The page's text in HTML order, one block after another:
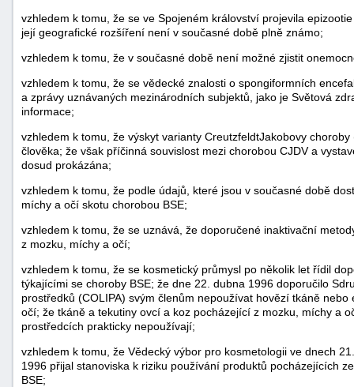
vzhledem k tomu, že se ve Spojeném království projevila
její geografické rozšíření není v současné době plně známo;
vzhledem k tomu, že v současné době není možné zjistit
vzhledem k tomu, že se vědecké znalosti o spongiformních
a zprávy uznávaných mezinárodních subjektů, jako je Světová
informace;
vzhledem k tomu, že výskyt varianty CreutzfeldtJakobovy
člověka; že však příčinná souvislost mezi chorobou CJDV a
dosud prokázána;
vzhledem k tomu, že podle údajů, které jsou v současné době
míchy a očí skotu chorobou BSE;
vzhledem k tomu, že se uznává, že doporučené inaktivační
z mozku, míchy a očí;
vzhledem k tomu, že se kosmetický průmysl po několik let řídil
týkajícími se choroby BSE; že dne 22. dubna 1996 doporučilo
prostředků (COLIPA) svým členům nepoužívat hovězí tkáně
očí; že tkáně a tekutiny ovcí a koz pocházející z mozku, míchy a
prostředcích prakticky nepoužívají;
vzhledem k tomu, že Vědecký výbor pro kosmetologii ve dnech
1996 přijal stanoviska k riziku používání produktů pocházejících
BSE;